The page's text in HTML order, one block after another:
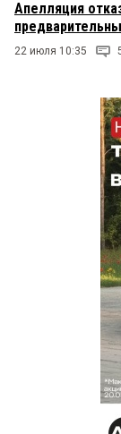
Апелляция
22 июля 10:35